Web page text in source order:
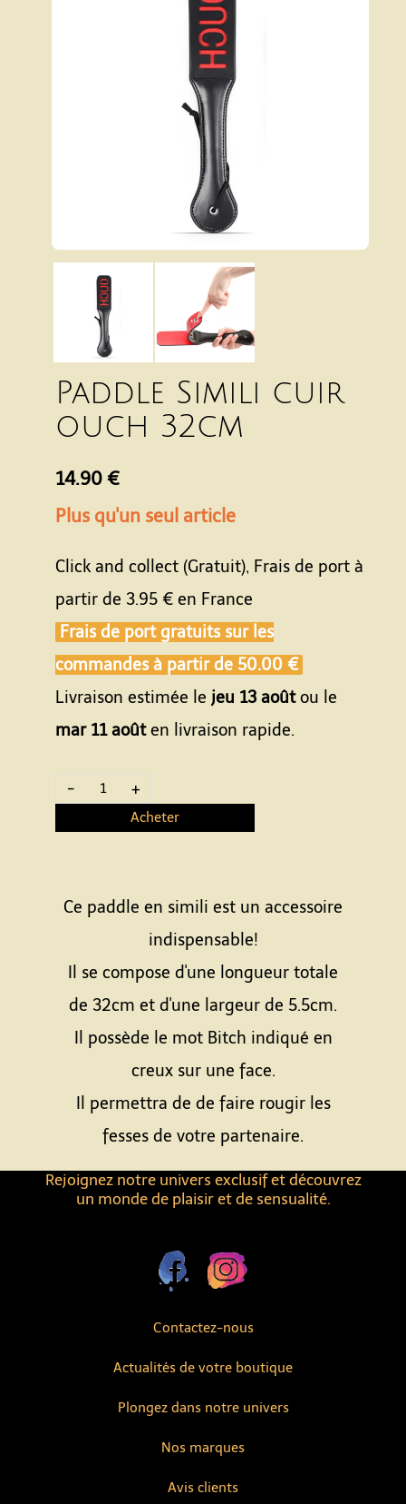
Contactez-nous
Actualités de votre boutique
Avis clients
Nos marques
Rejoignez notre univers exclusif et découvrez
un monde de plaisir et de sensualité.
Plongez dans notre univers
Paddle Simili cuir
ouch 32cm
14.90 €
Plus qu'un seul article
Click and collect (Gratuit), Frais de port à
partir de 3.95 € en France
Frais de port gratuits sur les
commandes à partir de 50.00 €
Livraison estimée le jeu 13 aoûtou le
mar 11 aoûten livraison rapide.
- +
Acheter
Ce paddle en simili est un accessoire
indispensable!
Il se compose d'une longueur totale
de 32cm et d'une largeur de 5.5cm.
Il possède le mot Bitch indiqué en
creux sur une face.
Il permettra de de faire rougir les
fesses de votre partenaire.